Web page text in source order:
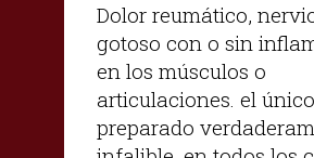
Dolor reumático,
gotoso con o sin
en los músculos o
articulaciones. el único
preparado